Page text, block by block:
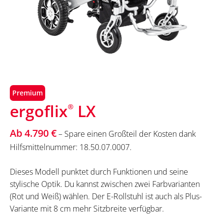
Premium
ergoflix® LX
Ab 4.790 €– Spare einen Großteil der Kosten dank
Hilfsmittelnummer: 18.50.07.0007.
Dieses Modell punktet durch Funktionen und seine
stylische Optik. Du kannst zwischen zwei Farbvarianten
(Rot und Weiß) wählen. Der E-Rollstuhl ist auch als Plus-
Variante mit 8 cm mehr Sitzbreite verfügbar.